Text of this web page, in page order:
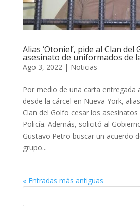
Alias ‘Otoniel’, pide al Clan
asesinato de uniformados de
Ago 3, 2022 | Noticias
Por medio de una carta entregada
desde la cárcel en Nueva York, alias
Clan del Golfo cesar los
Policía. Además, solicitó al
Gustavo Petro buscar un acuerdo
grupo...
« Entradas más antiguas